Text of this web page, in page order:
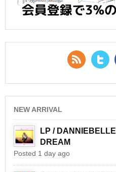
RSS
NEW ARRIVAL
LP /
DREAM
Posted 1 day ago